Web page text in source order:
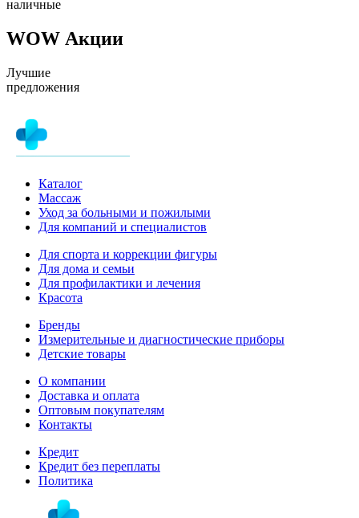
наличные
WOW Акции
Лучшие
предложения
Каталог
Массаж
Уход за больными и пожилыми
Для компаний и специалистов
Для спорта и коррекции фигуры
Для дома и семьи
Для профилактики и лечения
Красота
Бренды
Измерительные и диагностические приборы
Детские товары
О компании
Доставка и оплата
Оптовым покупателям
Контакты
Кредит
Кредит без переплаты
Политика